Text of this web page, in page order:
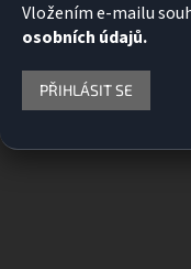
Vložením e-mailu
osobních údajů.
PŘIHLÁSIT SE